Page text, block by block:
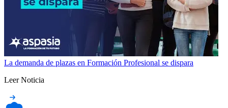
La demanda de plazas en Formación Profesional se dispara
Leer Noticia